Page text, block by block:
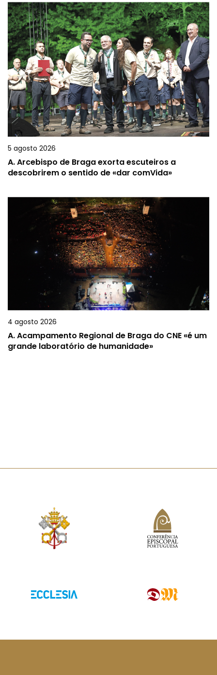
5 agosto 2026
A.Arcebispo de Braga exorta escuteiros a
descobrirem o sentido de «dar comVida»
4 agosto 2026
A.Acampamento Regional de Braga do CNE «é um
grande laboratório de humanidade»